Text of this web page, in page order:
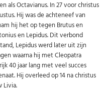
als Octavianus. In 27 voor christus
Hij was de achteneef van
hij het op tegen Brutus en
en Lepidus. Dit verbond
Lepidus werd later uit zijn
waarna hij met Cleopatra
40 jaar lang met veel succes
Hij overleed op 14 na christus
Livia.